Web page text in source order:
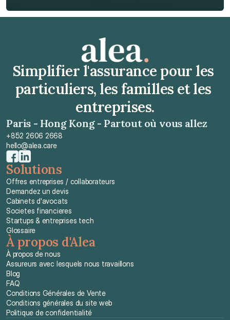
Obtenir un devis gratuit
Simplifier l'assurance pour les
particuliers, les familles et les
entreprises.
Paris - Hong Kong - Partout où vous allez
+852 2606 2668
hello@alea.care
Solutions
Offres entreprises / collaborateurs
Demandez un devis
Cabinets d'avocats
Societes financieres
Startups & entreprises tech
Glossaire
À propos d'Alea
À propos de nous
Assureurs avec lesquels nous travaillons
Blog
FAQ
Conditions Générales de Vente
Conditions générales du site web
Politique de confidentialité